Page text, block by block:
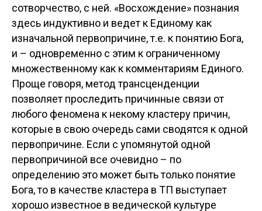
сотворчество, с ней. «Восхождение» познания
здесь индуктивно и ведет к Единому как
изначальной первопричине, т.е. к понятию Бога,
и – одновременно с этим к ограниченному
множественному как к комментариям Единого.
Проще говоря, метод трансценденции
позволяет проследить причинные связи от
любого феномена к некому кластеру причин,
которые в свою очередь сами сводятся к одной
первопричине. Если с упомянутой одной
первопричиной все очевидно – по
определению это может быть только понятие
Бога, то в качестве кластера в ТП выступает
хорошо известное в ведической культуре